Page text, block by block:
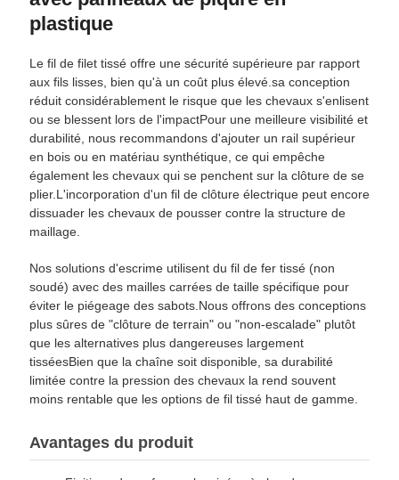
plastique
Le fil de filet tissé offre une sécurité supérieure par rapport
aux fils lisses, bien qu'à un coût plus élevé.sa conception
réduit considérablement le risque que les chevaux s'enlisent
ou se blessent lors de l'impactPour une meilleure visibilité et
durabilité, nous recommandons d'ajouter un rail supérieur
en bois ou en matériau synthétique, ce qui empêche
également les chevaux qui se penchent sur la clôture de se
plier.L'incorporation d'un fil de clôture électrique peut encore
dissuader les chevaux de pousser contre la structure de
maillage.
Nos solutions d'escrime utilisent du fil de fer tissé (non
soudé) avec des mailles carrées de taille spécifique pour
éviter le piégeage des sabots.Nous offrons des conceptions
plus sûres de "clôture de terrain" ou "non-escalade" plutôt
que les alternatives plus dangereuses largement
tisséesBien que la chaîne soit disponible, sa durabilité
limitée contre la pression des chevaux la rend souvent
moins rentable que les options de fil tissé haut de gamme.
Avantages du produit